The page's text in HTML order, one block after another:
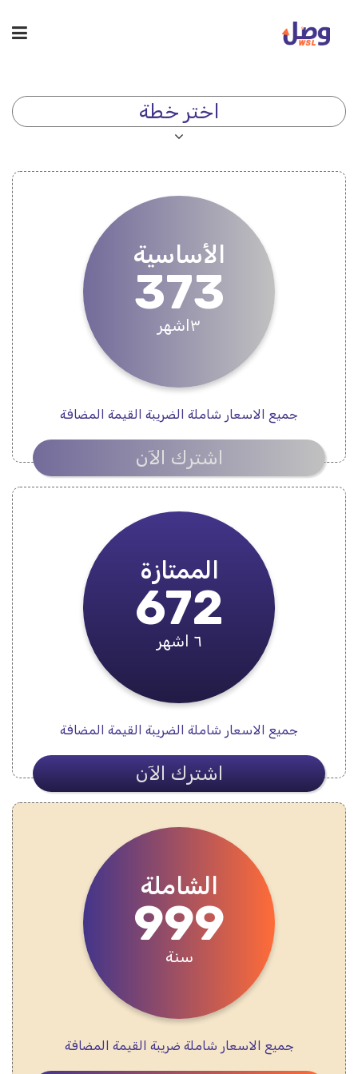
اختر خطة
الأساسية
373
٣اشهر
جميع الاسعار شاملة الضريبة القيمة المضافة
اشترك الآن
الممتازة
672
٦ اشهر
جميع الاسعار شاملة الضريبة القيمة المضافة
اشترك الآن
الشاملة
999
سنة
جميع الاسعار شاملة ضريبة القيمة المضافة